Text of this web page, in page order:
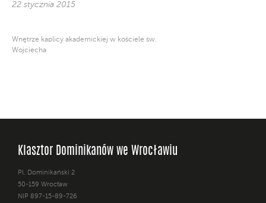
22 stycznia 2015
Wnętrze kaplicy akademickiej w kościele św.
Wojciecha
Klasztor Dominikanów we Wrocławiu
Pl. Dominikański 2
50-159 Wrocław
NIP 897-15-89-726